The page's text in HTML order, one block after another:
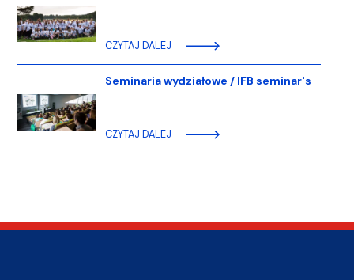
CZYTAJ DALEJ
Seminaria wydziałowe / IFB seminar's
CZYTAJ DALEJ